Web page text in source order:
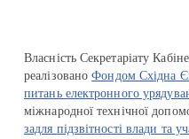
Власність Секретаріату
реалізованоФондом Східна
питань електронного
міжнародної технічної
задля підзвітності влади та